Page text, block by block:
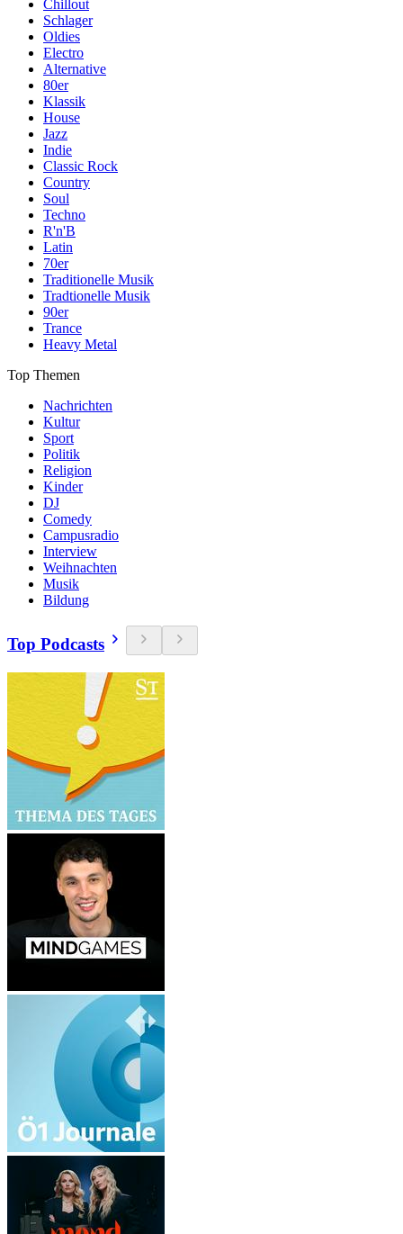
Chillout
Schlager
Oldies
Electro
Alternative
80er
Klassik
House
Jazz
Indie
Classic Rock
Country
Soul
Techno
R'n'B
Latin
70er
Traditionelle Musik
Tradtionelle Musik
90er
Trance
Heavy Metal
Top Themen
Nachrichten
Kultur
Sport
Politik
Religion
Kinder
DJ
Comedy
Campusradio
Interview
Weihnachten
Musik
Bildung
Top Podcasts